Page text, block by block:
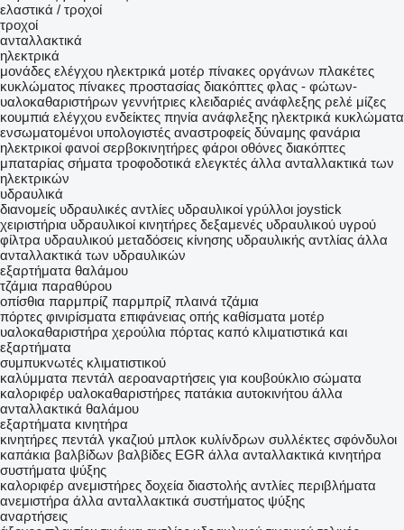
ελαστικά / τροχοί
τροχοί
ανταλλακτικά
ηλεκτρικά
μονάδες ελέγχου ηλεκτρικά μοτέρ πίνακες οργάνων πλακέτες
κυκλώματος πίνακες προστασίας διακόπτες φλας - φώτων-
υαλοκαθαριστήρων γεννήτριες κλειδαριές ανάφλεξης ρελέ μίζες
κουμπιά ελέγχου ενδείκτες πηνία ανάφλεξης ηλεκτρικά κυκλώματα
ενσωματομένοι υπολογιστές αναστροφείς δύναμης φανάρια
ηλεκτρικοί φανοί σερβοκινητήρες φάροι οθόνες διακόπτες
μπαταρίας σήματα τροφοδοτικά ελεγκτές άλλα ανταλλακτικά των
ηλεκτρικών
υδραυλικά
διανομείς υδραυλικές αντλίες υδραυλικοί γρύλλοι joystick
χειριστήρια υδραυλικοί κινητήρες δεξαμενές υδραυλικού υγρού
φίλτρα υδραυλικού μεταδόσεις κίνησης υδραυλικής αντλίας άλλα
ανταλλακτικά των υδραυλικών
εξαρτήματα θαλάμου
τζάμια παραθύρου
οπίσθια παρμπρίζ παρμπρίζ πλαινά τζάμια
πόρτες φινιρίσματα επιφάνειας οπής καθίσματα μοτέρ
υαλοκαθαριστήρα χερούλια πόρτας καπό κλιματιστικά και
εξαρτήματα
συμπυκνωτές κλιματιστικού
καλύμματα πεντάλ αεροαναρτήσεις για κουβούκλιο σώματα
καλοριφέρ υαλοκαθαριστήρες πατάκια αυτοκινήτου άλλα
ανταλλακτικά θαλάμου
εξαρτήματα κινητήρα
κινητήρες πεντάλ γκαζιού μπλοκ κυλίνδρων συλλέκτες σφόνδυλοι
καπάκια βαλβίδων βαλβίδες EGR άλλα ανταλλακτικά κινητήρα
συστήματα ψύξης
καλοριφέρ ανεμιστήρες δοχεία διαστολής αντλίες περιβλήματα
ανεμιστήρα άλλα ανταλλακτικά συστήματος ψύξης
αναρτήσεις